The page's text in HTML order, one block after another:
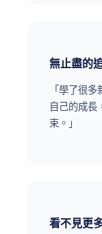
無止盡的
「學了很
自己的成長
束。」
看不見更